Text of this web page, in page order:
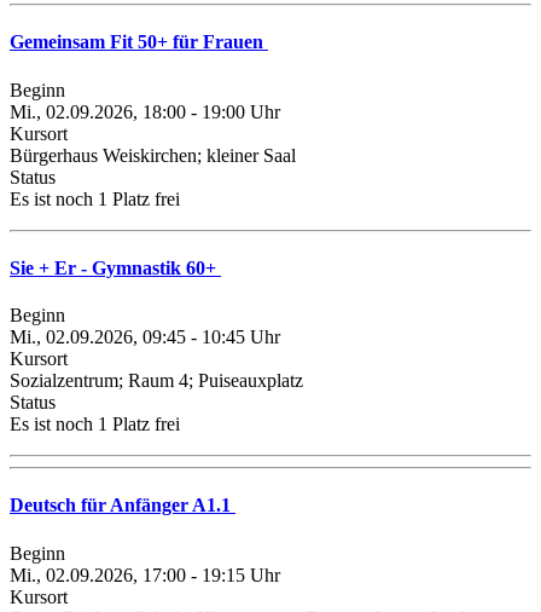
Gemeinsam Fit 50+ für Frauen
Beginn
Mi., 02.09.2026, 18:00 - 19:00 Uhr
Kursort
Bürgerhaus Weiskirchen; kleiner Saal
Status
Es ist noch 1 Platz frei
Sie + Er - Gymnastik 60+
Beginn
Mi., 02.09.2026, 09:45 - 10:45 Uhr
Kursort
Sozialzentrum; Raum 4; Puiseauxplatz
Status
Es ist noch 1 Platz frei
Deutsch für Anfänger A1.1
Beginn
Mi., 02.09.2026, 17:00 - 19:15 Uhr
Kursort